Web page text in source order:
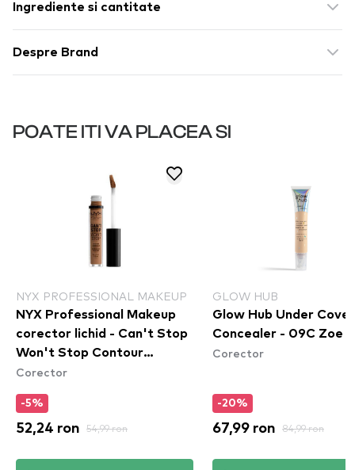
Ingrediente si cantitate
Despre Brand
POATE ITI VA PLACEA SI
NYX PROFESSIONAL MAKEUP
NYX Professional Makeup
corector lichid - Can't Stop
Won't Stop Contour
Concealer - Mahogany
Corector
-5%
52,24 ron 54,99 ron
GLOW HUB
Glow Hub Under Cover
Concealer - 09C Zoe
Corector
-20%
67,99 ron 84,99 ron